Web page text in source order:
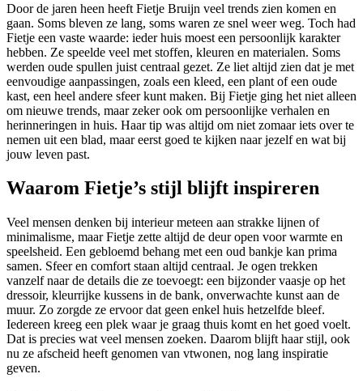
Door de jaren heen heeft Fietje Bruijn veel trends zien komen en
gaan. Soms bleven ze lang, soms waren ze snel weer weg. Toch had
Fietje een vaste waarde: ieder huis moest een persoonlijk karakter
hebben. Ze speelde veel met stoffen, kleuren en materialen. Soms
werden oude spullen juist centraal gezet. Ze liet altijd zien dat je met
eenvoudige aanpassingen, zoals een kleed, een plant of een oude
kast, een heel andere sfeer kunt maken. Bij Fietje ging het niet alleen
om nieuwe trends, maar zeker ook om persoonlijke verhalen en
herinneringen in huis. Haar tip was altijd om niet zomaar iets over te
nemen uit een blad, maar eerst goed te kijken naar jezelf en wat bij
jouw leven past.
Waarom Fietje’s stijl blijft inspireren
Veel mensen denken bij interieur meteen aan strakke lijnen of
minimalisme, maar Fietje zette altijd de deur open voor warmte en
speelsheid. Een gebloemd behang met een oud bankje kan prima
samen. Sfeer en comfort staan altijd centraal. Je ogen trekken
vanzelf naar de details die ze toevoegt: een bijzonder vaasje op het
dressoir, kleurrijke kussens in de bank, onverwachte kunst aan de
muur. Zo zorgde ze ervoor dat geen enkel huis hetzelfde bleef.
Iedereen kreeg een plek waar je graag thuis komt en het goed voelt.
Dat is precies wat veel mensen zoeken. Daarom blijft haar stijl, ook
nu ze afscheid heeft genomen van vtwonen, nog lang inspiratie
geven.